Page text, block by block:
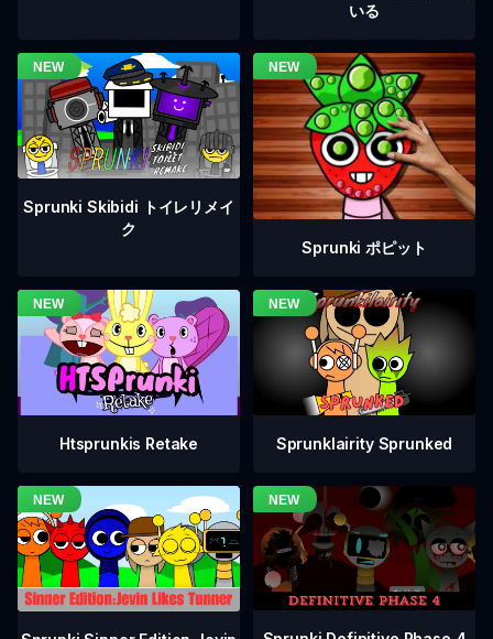
いる
Sprunki Skibidi トイレリメイ
ク
Sprunki ポピット
Htsprunkis Retake Sprunklairity Sprunked